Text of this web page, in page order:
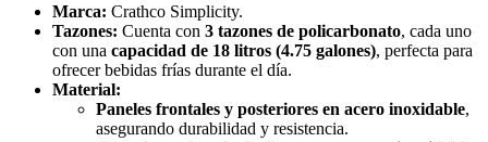
Marca: Crathco Simplicity.
Tazones: Cuenta con 3 tazones de policarbonato, cada uno
con una capacidad de 18 litros (4.75 galones), perfecta para
ofrecer bebidas frías durante el día.
Material:
Paneles frontales y posteriores en acero inoxidable,
asegurando durabilidad y resistencia.